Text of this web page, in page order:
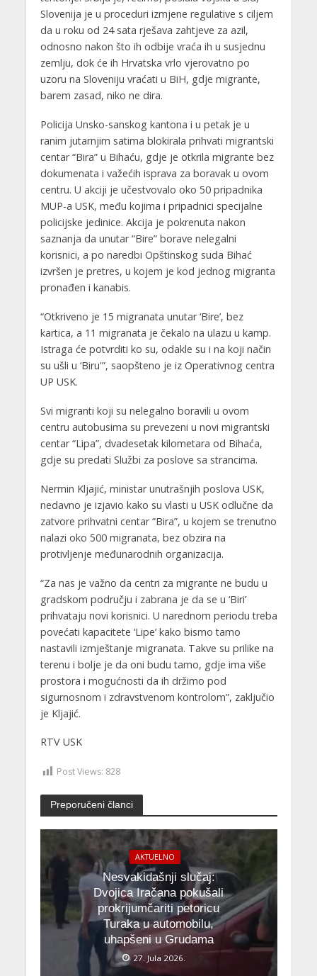
Slovenija je u proceduri izmjene regulative s ciljem
da u roku od 24 sata rješava zahtjeve za azil,
odnosno nakon što ih odbije vraća ih u susjednu
zemlju, dok će ih Hrvatska vrlo vjerovatno po
uzoru na Sloveniju vraćati u BiH, gdje migrante,
barem zasad, niko ne dira.
Policija Unsko-sanskog kantona i u petak je u
ranim jutarnjim satima blokirala prihvati migrantski
centar “Bira” u Bihaću, gdje je otkrila migrante bez
dokumenata i važećih isprava za boravak u ovom
centru. U akciji je učestvovalo oko 50 pripadnika
MUP-a USK, među kojima i pripadnici specijalne
policijske jedinice. Akcija je pokrenuta nakon
saznanja da unutar “Bire” borave nelegalni
korisnici, a po naredbi Opštinskog suda Bihać
izvršen je pretres, u kojem je kod jednog migranta
pronađen i kanabis.
“Otkriveno je 15 migranata unutar ‘Bire’, bez
kartica, a 11 migranata je čekalo na ulazu u kamp.
Istraga će potvrditi ko su, odakle su i na koji način
su ušli u ‘Biru'”, saopšteno je iz Operativnog centra
UP USK.
Svi migranti koji su nelegalno boravili u ovom
centru autobusima su prevezeni u novi migrantski
centar “Lipa”, dvadesetak kilometara od Bihaća,
gdje su predati Službi za poslove sa strancima.
Nermin Kljajić, ministar unutrašnjih poslova USK,
nedavno je izjavio kako su vlasti u USK odlučne da
zatvore prihvatni centar “Bira”, u kojem se trenutno
nalazi oko 500 migranata, bez obzira na
protivljenje međunarodnih organizacija.
“Za nas je važno da centri za migrante ne budu u
gradskom području i zabrana je da se u ‘Biri’
prihvataju novi korisnici. U narednom periodu treba
povećati kapacitete ‘Lipe’ kako bismo tamo
nastavili izmještanje migranata. Takve su prilike na
terenu i bolje je da oni budu tamo, gdje ima više
prostora i mogućnosti da ih držimo pod
sigurnosnom i zdravstvenom kontrolom”, zaključio
je Kljajić.
RTV USK
Post Views: 828
Preporučeni članci
AKTUELNO
Nesvakidašnji slučaj:
Dvojica Iračana pokušali
prokrijumčariti petoricu
Turaka u automobilu,
uhapšeni u Grudama
27. Jula 2026.